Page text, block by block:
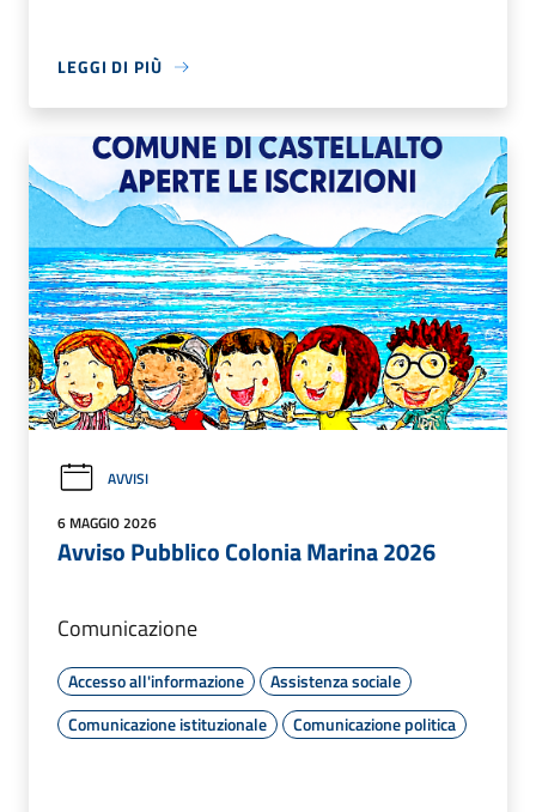
LEGGI DI PIÙ
AVVISI
6 MAGGIO 2026
Avviso Pubblico Colonia Marina 2026
Comunicazione
Accesso all'informazione
Assistenza sociale
Comunicazione istituzionale
Comunicazione politica